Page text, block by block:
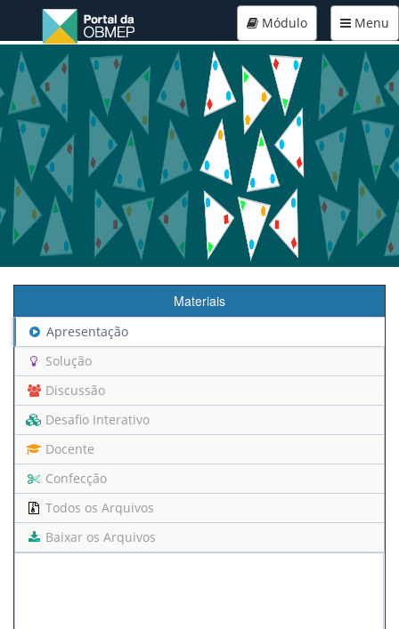
Menu
Módulo
Materiais
Apresentação
Solução
Discussão
Desafio Interativo
Docente
Confecção
Todos os Arquivos
Baixar os Arquivos